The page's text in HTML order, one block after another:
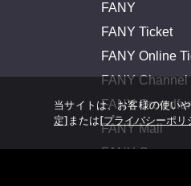
FANY
FANY Ticket
FANY Online
FANY Channel
FANY
FANY Mall
FANY Commu
当サイトは、お客様の使い
定] または[プライバシーポリ